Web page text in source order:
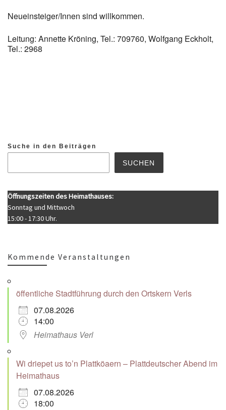
Neueinsteiger/Innen sind willkommen.
Leitung: Annette Kröning, Tel.: 709760, Wolfgang Eckholt,
Tel.: 2968
Suche in den Beiträgen
SUCHEN
Öffnungszeiten des Heimathauses:
Sonntag und Mittwoch
15:00 - 17:30 Uhr.
Kommende Veranstaltungen
öffentliche Stadtführung durch den Ortskern Verls
07.08.2026
14:00
Heimathaus Verl
Wi driepet us to’n Plattköaern – Plattdeutscher Abend im
Heimathaus
07.08.2026
18:00